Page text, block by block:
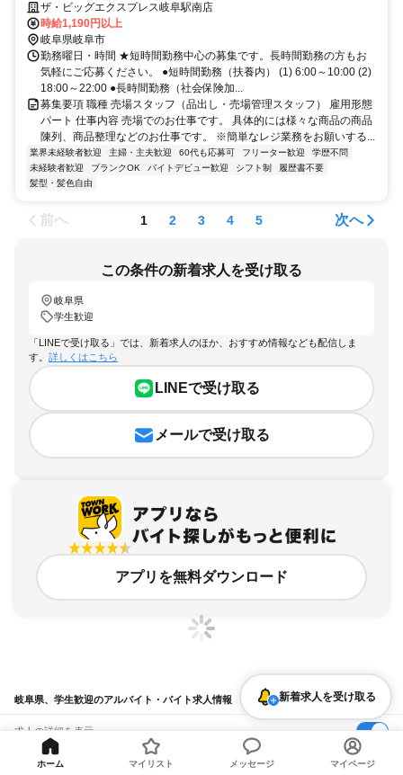
タッフ募集！／
ザ・ビッグエクスプレス岐阜駅南店
時給1,190円以上
岐阜県岐阜市
勤務曜日・時間 ★短時間勤務中心の募集です。長時間勤務の方もお
気軽にご応募ください。 ●短時間勤務（扶養内） (1) 6:00～10:00 (2)
18:00～22:00 ●長時間勤務（社会保険加...
募集要項 職種 売場スタッフ（品出し・売場管理スタッフ） 雇用形態
パート 仕事内容 売場でのお仕事です。 具体的には様々な商品の商品
陳列、商品整理などのお仕事です。 ※簡単なレジ業務をお願いする...
業界未経験者歓迎 主婦・主夫歓迎 60代も応募可 フリーター歓迎
学歴不問
未経験者歓迎
ブランクOK バイトデビュー歓迎 シフト制
履歴書不要
髪型・髪色自由
前へ 1 2 3 4 5 次へ
この条件の新着求人を受け取る
岐阜県
学生歓迎
「LINEで受け取る」では、新着求人のほか、おすすめ情報なども配信しま
す。 詳しくはこちら
LINEで受け取る
メールで受け取る
アプリを無料ダウンロード
岐阜県、学生歓迎のアルバイト・バイト求人情報
求人の詳細を表示
条件を追加・変更して検索
新着求人を受け取る
ホーム マイリスト メッセージ マイページ